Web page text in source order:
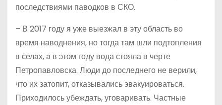
последствиями паводков в СКО.
– В 2017 году я уже выезжал в эту область во
время наводнения, но тогда там шли подтопления
в селах, а в этом году вода стояла в черте
Петропавловска. Люди до последнего не верили,
что их затопит, отказывались эвакуироваться.
Приходилось убеждать, уговаривать. Частные